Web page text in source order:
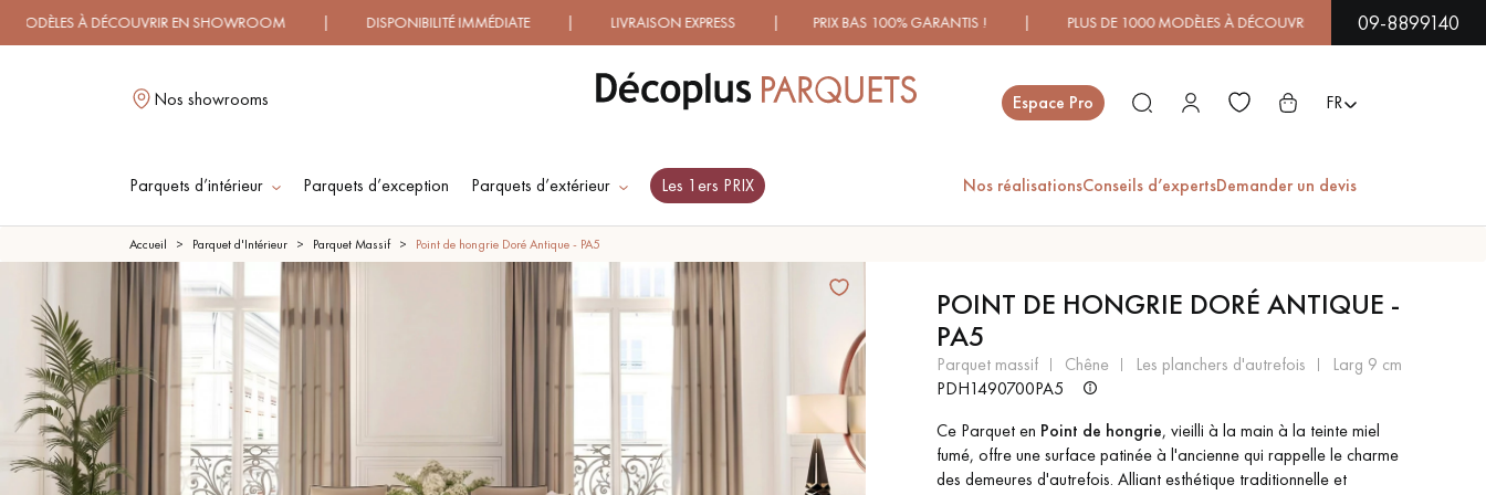
EN SHOWROOM | DISPONIBILITÉ IMMÉDIATE | LIVRAISON EXPRESS | PRIX BAS 100% GARANTIS ! | PLUS DE 1000 MODÈLES À DÉCOUVRIR EN SHOWROOM |09-8899140
Nos showrooms Espace Pro FR
Parquets d’intérieur Parquets d’exception Parquets d’extérieur Les 1ers PRIX Nos réalisationsConseils d’expertsDemander un devis
LES RECHERCHES LES PLUS COURANTES
PARQUET MASSIF
SOL PLAQUÉ BOIS
PARQUETS À MOTIFS
TRADITIONNELS
PARQUET HUILÉ
BRUT
PARQUET VIEILLI
PARQUET EN CHÊNE
FUMÉ
PARQUET LAMES
LARGES XXL
PARQUET EN CHÊNE
Accueil Parquet d'Intérieur Parquet Massif Point de hongrie Doré Antique - PA5
POINT DE HONGRIE DORÉ ANTIQUE -
PA5
parquet massif chêne les planchers d'autrefois
larg 9 cm
PDH1490700PA5
Ce Parquet en Point de hongrie, vieilli à la main à la teinte miel
fumé, offre une surface patinée à l'ancienne qui rappelle le charme
des demeures d'autrefois. Alliant esthétique traditionnelle et